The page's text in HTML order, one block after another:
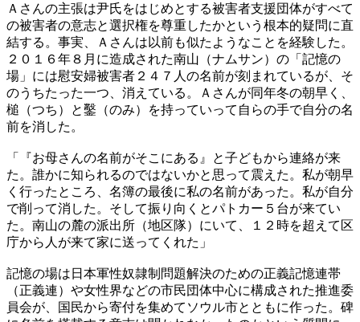
Ａさんの主張は尹氏をはじめとする被害者支援団体がすべて
の被害者の意志と選択権を尊重したかという根本的疑問に直
結する。事実、Ａさんは以前も似たようなことを経験した。
２０１６年８月に造成された南山（ナムサン）の「記憶の
場」には慰安婦被害者２４７人の名前が刻まれているが、そ
のうちたった一つ、消えている。Ａさんが同年冬の朝早く、
槌（つち）と鑿（のみ）を持っていって自らの手で自分の名
前を消した。
「『お母さんの名前がそこにある』と子どもから連絡が来
た。誰かに知られるのではないかと思って震えた。私が朝早
く行ったところ、名簿の最後に私の名前があった。私が自分
で削って消した。そして振り向くとパトカー５台が来てい
た。南山の麓の派出所（地区隊）にいて、１２時を超えて区
庁から人が来て家に送ってくれた」
記憶の場は日本軍性奴隷制問題解決のための正義記憶連帯
（正義連）や女性界などの市民団体中心に構成された推進委
員会が、国民から寄付を集めてソウル市とともに作った。碑